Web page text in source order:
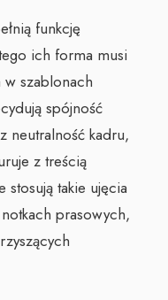
funkcję
ich forma musi
szablonach
spójność
neutralność kadru,
z treścią
takie ujęcia
prasowych,